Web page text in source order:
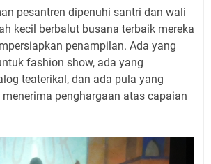
pesantren dipenuhi santri dan wali
kecil berbalut busana terbaik mereka
penampilan. Ada yang
fashion show, ada yang
teaterikal, dan ada pula yang
penghargaan atas capaian